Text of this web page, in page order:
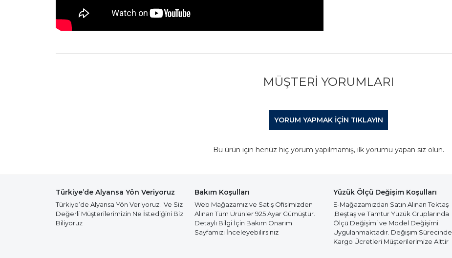
MÜŞTERI YORUMLARI
YORUM YAPMAK IÇIN TIKLAYIN
Bu ürün için henüz hiç yorum yapılmamış, ilk yorumu yapan siz olun.
Türkiye’de Alyansa Yön Veriyoruz
Türkiye’de Alyansa Yön Veriyoruz. Ve Siz
Değerli Müşterilerimizin Ne İstediğini Biz
Biliyoruz
Bakım Koşulları
Web Mağazamız ve Satış Ofisimizden
Alınan Tüm Ürünler 925 Ayar Gümüştür.
Detaylı Bilgi İçin Bakım Onarım
Sayfamızı İnceleyebilirsiniz
Yüzük Ölçü Değişim Koşulları
E-Mağazamızdan Satın Alınan Tektaş
,Beştaş ve Tamtur Yüzük Gruplarında
Ölçü Değişimi ve Model Değişimi
Uygulanmaktadır. Değişim Sürecinde
Kargo Ücretleri Müşterilerimize Aittir